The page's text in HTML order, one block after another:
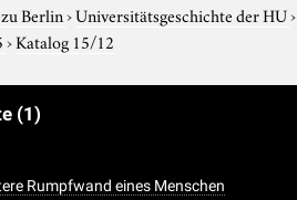
Berlin›Universitätsgeschichte der HU›
›Katalog 15/12
(1)
Rumpfwand eines Menschen